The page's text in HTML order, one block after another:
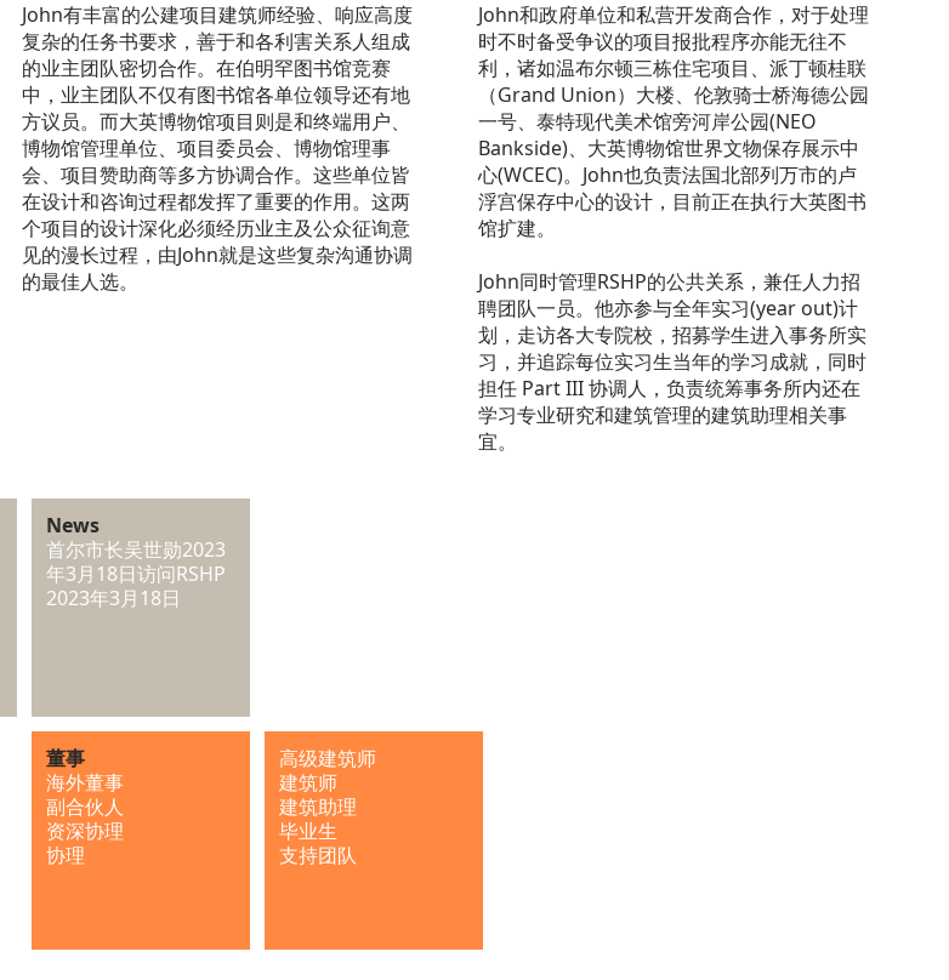
John有丰富的公建项目建筑师经验、响应高度
复杂的任务书要求，善于和各利害关系人组成
的业主团队密切合作。在伯明罕图书馆竞赛
中，业主团队不仅有图书馆各单位领导还有地
方议员。而大英博物馆项目则是和终端用户、
博物馆管理单位、项目委员会、博物馆理事
会、项目赞助商等多方协调合作。这些单位皆
在设计和咨询过程都发挥了重要的作用。这两
个项目的设计深化必须经历业主及公众征询意
见的漫长过程，由John就是这些复杂沟通协调
的最佳人选。
John和政府单位和私营开发商合作，对于处理
时不时备受争议的项目报批程序亦能无往不
利，诸如温布尔顿三栋住宅项目、派丁顿桂联
（Grand Union）大楼、伦敦骑士桥海德公园
一号、泰特现代美术馆旁河岸公园(NEO
Bankside)、大英博物馆世界文物保存展示中
心(WCEC)。John也负责法国北部列万市的卢
浮宫保存中心的设计，目前正在执行大英图书
馆扩建。
John同时管理RSHP的公共关系，兼任人力招
聘团队一员。他亦参与全年实习(year out)计
划，走访各大专院校，招募学生进入事务所实
习，并追踪每位实习生当年的学习成就，同时
担任 Part III 协调人，负责统筹事务所内还在
学习专业研究和建筑管理的建筑助理相关事
宜。
News
首尔市长吴世勋2023
年3月18日访问RSHP
2023年3月18日
董事
海外董事
副合伙人
资深协理
协理
高级建筑师
建筑师
建筑助理
毕业生
支持团队